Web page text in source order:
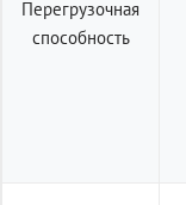
Перегрузочная
способность